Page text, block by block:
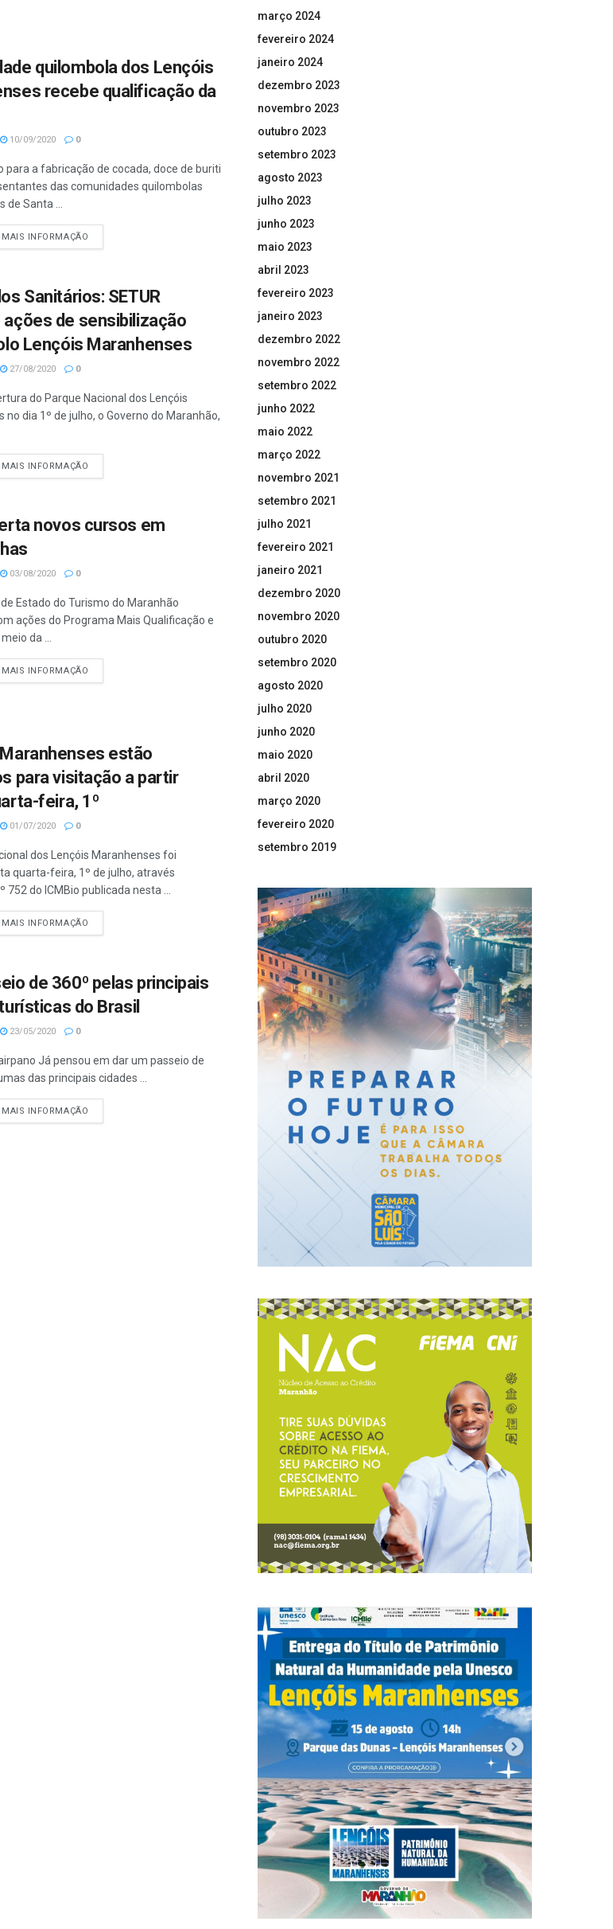
quilombola dos Lençóis
recebe qualificação da
10/09/2020 0
para a fabricação de cocada, doce de buriti
das comunidades quilombolas
de Santa ...
MAIS INFORMAÇÃO
Sanitários: SETUR
ações de sensibilização
Lençóis Maranhenses
27/08/2020 0
do Parque Nacional dos Lençóis
no dia 1º de julho, o Governo do Maranhão,
MAIS INFORMAÇÃO
novos cursos em
03/08/2020 0
Estado do Turismo do Maranhão
ações do Programa Mais Qualificação e
da ...
MAIS INFORMAÇÃO
estão
para visitação a partir
feira, 1º
01/07/2020 0
dos Lençóis Maranhenses foi
quarta-feira, 1º de julho, através
752 do ICMBio publicada nesta ...
MAIS INFORMAÇÃO
de 360º pelas principais
do Brasil
23/05/2020 0
Já pensou em dar um passeio de
das principais cidades ...
MAIS INFORMAÇÃO
março 2024
fevereiro 2024
janeiro 2024
dezembro 2023
novembro 2023
outubro 2023
setembro 2023
agosto 2023
julho 2023
junho 2023
maio 2023
abril 2023
fevereiro 2023
janeiro 2023
dezembro 2022
novembro 2022
setembro 2022
junho 2022
maio 2022
março 2022
novembro 2021
setembro 2021
julho 2021
fevereiro 2021
janeiro 2021
dezembro 2020
novembro 2020
outubro 2020
setembro 2020
agosto 2020
julho 2020
junho 2020
maio 2020
abril 2020
março 2020
fevereiro 2020
setembro 2019